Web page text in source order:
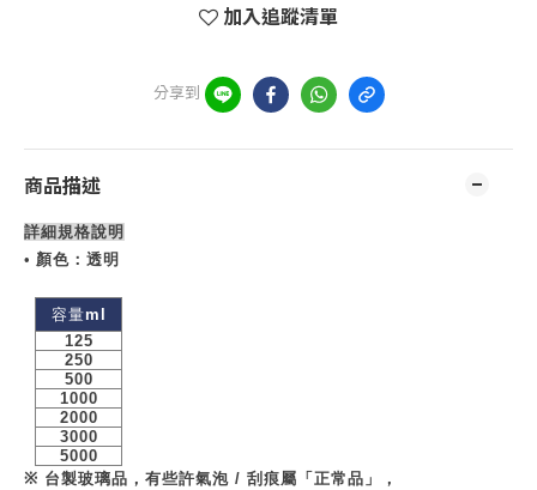
加入追蹤清單
分享到
商品描述
詳細規格說明
• 顏色：透明
容量ml
125
250
500
1000
2000
3000
5000
※ 台製玻璃品，有些許氣泡 / 刮痕屬「正常品」，